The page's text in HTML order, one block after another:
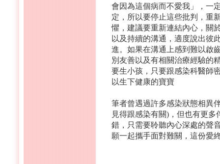
會因為這個病而不愛我」，一
定，所以要停止這些批判，重
懼，建議要重新連結內心，關
以及持續的溝通，適度說出彼
進。如果在溝通上感到難以啟
別友善以及有相關治療經驗的
要生小孩，只要跟感染科醫師
以生下健康的寶寶
筆者曾遇過許多感染狀態相異
見得跟感染有關)，但也有更
錯，只需要聆聽內心深處的聲
願一起攜手面對難關，這份愛